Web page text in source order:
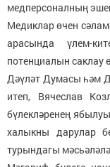
медперсоналның
Медиклар өчен
арасында үлем-
потенциалын саклау
Дәүләт Думасы һәм
итеп, Вячеслав
бүлекләренең
халыкны дарулар
турындагы